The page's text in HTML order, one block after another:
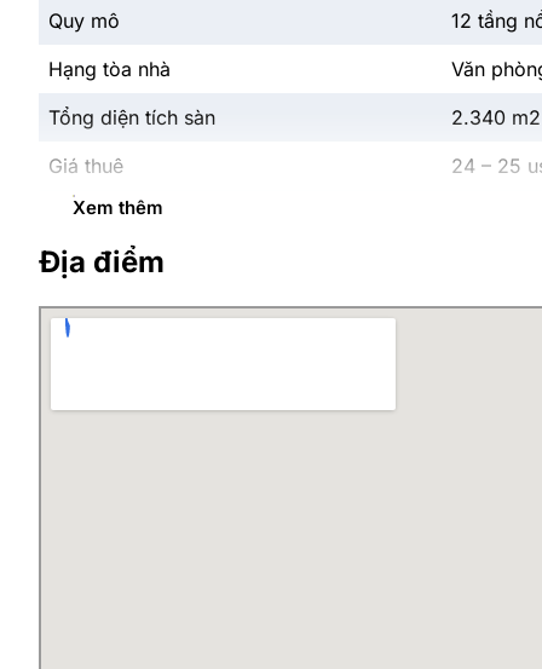
Quy mô
12 tầng
Hạng tòa nhà
Văn
Tổng diện tích sàn
2.340 m2
Giá thuê
24 – 25
Mặt bằng trống
Xem thêm
Địa điểm